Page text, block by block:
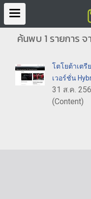
ค้นพบ 1 รายการ
โตโยต้าเตรี
เวอร์ชั่น
31 ส.ค.
(Content)